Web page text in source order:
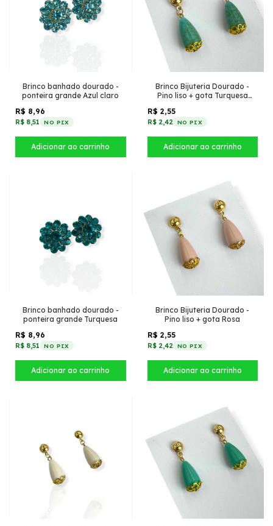
Brinco banhado dourado -
ponteira grande Azul claro
R$ 8,96
R$ 8,51 NO PIX
Brinco Bijuteria Dourado -
Pino liso + gota Turquesa
R$ 2,55
R$ 2,42 NO PIX
Brinco banhado dourado -
ponteira grande Turquesa
R$ 8,96
R$ 8,51 NO PIX
Brinco Bijuteria Dourado -
Pino liso + gota Rosa
R$ 2,55
R$ 2,42 NO PIX